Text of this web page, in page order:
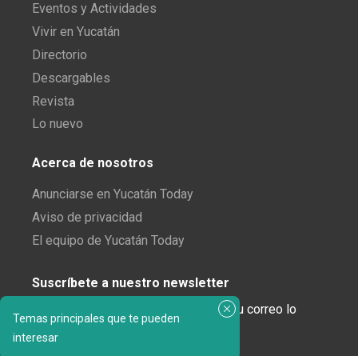
Temas principales que te pueden
interesar
Eventos y Actividades
Vivir en Yucatán
Directorio
Descargables
Revista
Lo nuevo
Acerca de nosotros
Anunciarse en Yucatán Today
Aviso de privacidad
El equipo de Yucatán Today
Suscríbete a nuestro newsletter
¿Enamorado de Yucatán? Recibe en tu correo lo
mejor de Yucatán Today.